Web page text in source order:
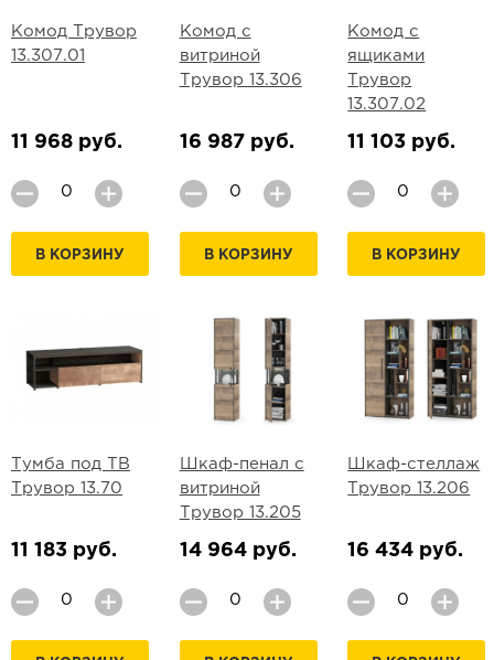
Комод Трувор
13.307.01
11 968 руб.
В КОРЗИНУ
Комод с
витриной
Трувор 13.306
16 987 руб.
В КОРЗИНУ
Комод с
ящиками
Трувор
13.307.02
11 103 руб.
В КОРЗИНУ
Тумба под ТВ
Трувор 13.70
11 183 руб.
Шкаф-пенал с
витриной
Трувор 13.205
14 964 руб.
Шкаф-стеллаж
Трувор 13.206
16 434 руб.